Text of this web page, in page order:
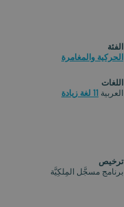
الفئة
الحركية والمغامرة
اللغات
العربية 11 لغة زيادة
ترخيص
برنامج مسجَّل المِلكِيَّة